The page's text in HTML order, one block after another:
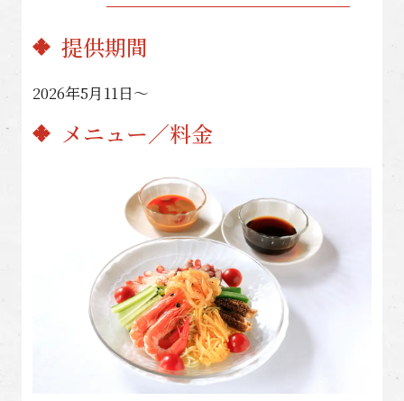
提供期間
2026年5月11日〜
メニュー／料金